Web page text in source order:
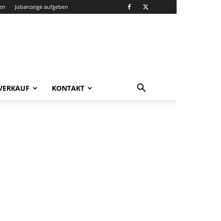
Jobanzeige aufgeben
KONTAKT